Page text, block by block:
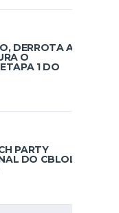
DERROTA A
O
1 DO
PARTY
DO CBLOL